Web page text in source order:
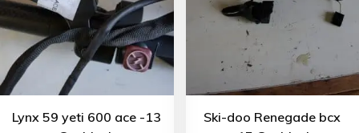
Lynx 59 yeti 600 ace -13
Ski-doo Renegade bcx